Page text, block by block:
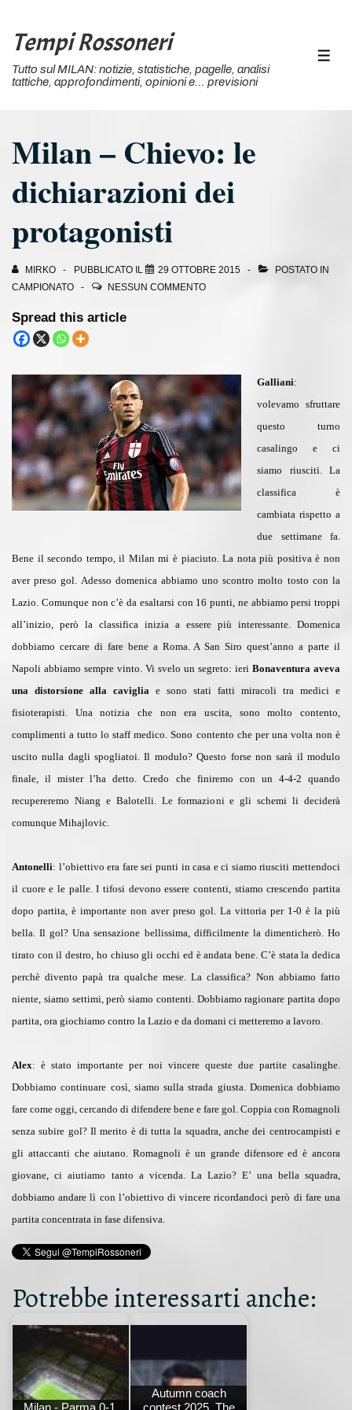
Vai
contenuto
Tempi Rossoneri
Tutto sul MILAN: notizie, statistiche, pagelle, analisi
tattiche, approfondimenti, opinioni e… previsioni
Milan – Chievo: le
dichiarazioni dei
protagonisti
MIRKO PUBBLICATO IL 29 OTTOBRE 2015
POSTATO IN
CAMPIONATO
NESSUN COMMENTO
Spread this article
Galliani:
volevamo sfruttare
questo turno
casalingo e ci
siamo riusciti. La
classifica è
cambiata rispetto a
due settimane fa.
Bene il secondo tempo, il Milan mi è piaciuto. La nota più positiva è non
aver preso gol. Adesso domenica abbiamo uno scontro molto tosto con la
Lazio. Comunque non c’è da esaltarsi con 16 punti, ne abbiamo persi troppi
all’inizio, però la classifica inizia a essere più interessante. Domenica
dobbiamo cercare di fare bene a Roma. A San Siro quest’anno a parte il
Napoli abbiamo sempre vinto. Vi svelo un segreto: ieri Bonaventura aveva
una distorsione alla caviglia e sono stati fatti miracoli tra medici e
fisioterapisti. Una notizia che non era uscita, sono molto contento,
complimenti a tutto lo staff medico. Sono contento che per una volta non è
uscito nulla dagli spogliatoi. Il modulo? Questo forse non sarà il modulo
finale, il mister l’ha detto. Credo che finiremo con un 4-4-2 quando
recupereremo Niang e Balotelli. Le formazioni e gli schemi li deciderà
comunque Mihajlovic.
Antonelli: l’obiettivo era fare sei punti in casa e ci siamo riusciti mettendoci
il cuore e le palle. I tifosi devono essere contenti, stiamo crescendo partita
dopo partita, è importante non aver preso gol. La vittoria per 1-0 è la più
bella. Il gol? Una sensazione bellissima, difficilmente la dimenticherò. Ho
tirato con il destro, ho chiuso gli occhi ed è andata bene. C’è stata la dedica
perchè divento papà tra qualche mese. La classifica? Non abbiamo fatto
niente, siamo settimi, però siamo contenti. Dobbiamo ragionare partita dopo
partita, ora giochiamo contro la Lazio e da domani ci metteremo a lavoro.
Alex: è stato importante per noi vincere queste due partite casalinghe.
Dobbiamo continuare così, siamo sulla strada giusta. Domenica dobbiamo
fare come oggi, cercando di difendere bene e fare gol. Coppia con Romagnoli
senza subire gol? Il merito è di tutta la squadra, anche dei centrocampisti e
gli attaccanti che aiutano. Romagnoli è un grande difensore ed è ancora
giovane, ci aiutiamo tanto a vicenda. La Lazio? E’ una bella squadra,
dobbiamo andare lì con l’obiettivo di vincere ricordandoci però di fare una
partita concentrata in fase difensiva.
Potrebbe interessarti anche:
Autumn coach